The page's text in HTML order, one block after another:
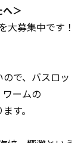
＞
大募集中です！
で、バスロッ
ワームの
す。